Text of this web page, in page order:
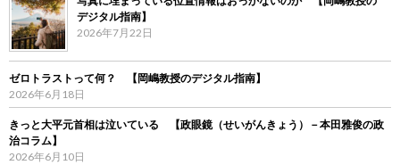
デジタル指南】
2026年7月22日
ゼロトラストって何？ 【岡嶋教授のデジタル指南】
2026年6月18日
きっと大平元首相は泣いている 【政眼鏡（せいがんきょう）－本田雅俊の政
治コラム】
2026年6月10日